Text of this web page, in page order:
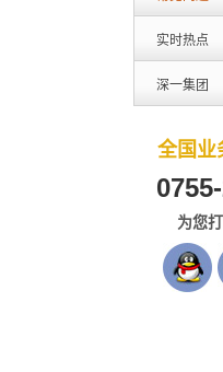
实时热点
深一集团
全国业
为您